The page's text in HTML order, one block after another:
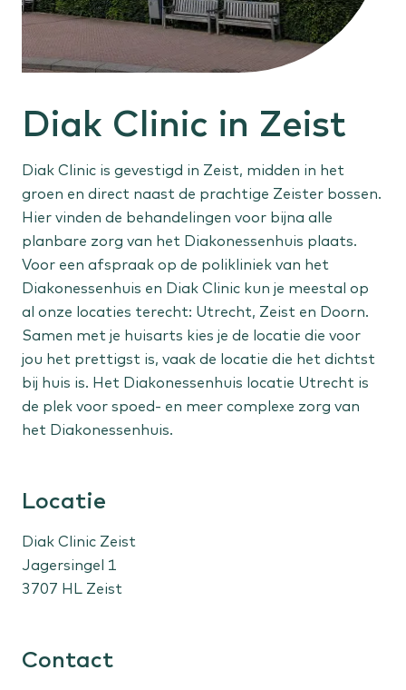
Oorontsteking
Galstenen
Vergrote prostaat
Anale klachten
Huid en vaten
Verdachte plekjes
Spataderen
Vetbult
Sportletsel
Knieletsel
Overgangsklachten
Kind
Scheelzien
Diak Clinic in Zeist
Diak Clinic is gevestigd in Zeist, midden in het
groen en direct naast de prachtige Zeister bossen.
Hier vinden de behandelingen voor bijna alle
planbare zorg van het Diakonessenhuis plaats.
Voor een afspraak op de polikliniek van het
Diakonessenhuis en Diak Clinic kun je meestal op
al onze locaties terecht: Utrecht, Zeist en Doorn.
Samen met je huisarts kies je de locatie die voor
jou het prettigst is, vaak de locatie die het dichtst
bij huis is. Het Diakonessenhuis locatie Utrecht is
de plek voor spoed- en meer complexe zorg van
het Diakonessenhuis.
Locatie
Diak Clinic Zeist
Jagersingel 1
3707 HL Zeist
Contact